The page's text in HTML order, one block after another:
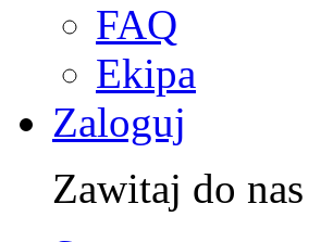
FAQ
Ekipa
Zaloguj
Zawitaj do nas